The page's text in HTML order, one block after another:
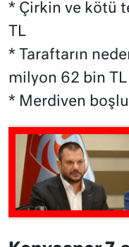
* Çirkin ve kötü
TL
* Taraftarın
milyon 62 bin TL
* Merdiven